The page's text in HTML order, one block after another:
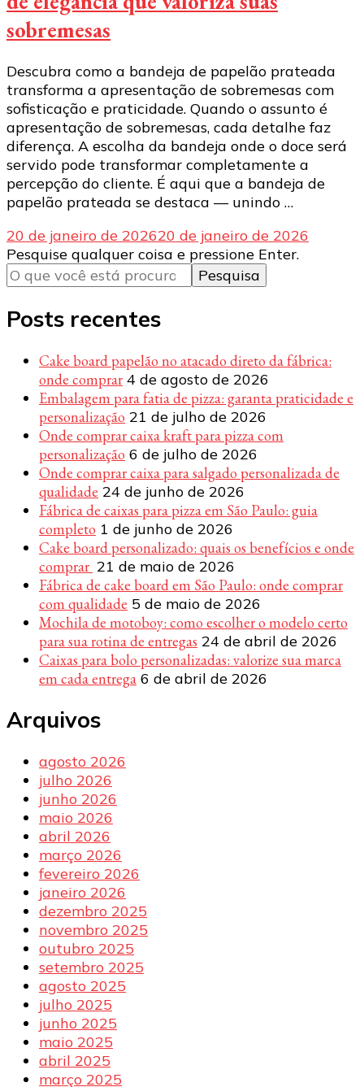
sobremesas
Descubra como a bandeja de papelão prateada
transforma a apresentação de sobremesas com
sofisticação e praticidade. Quando o assunto é
apresentação de sobremesas, cada detalhe faz
diferença. A escolha da bandeja onde o doce será
servido pode transformar completamente a
percepção do cliente. É aqui que a bandeja de
papelão prateada se destaca — unindo …
20 de janeiro de 202620 de janeiro de 2026
Procurando
algo?
Pesquise qualquer coisa e pressione Enter.
Posts recentes
Cake board papelão no atacado direto da fábrica:
onde comprar 4 de agosto de 2026
Embalagem para fatia de pizza: garanta praticidade e
personalização 21 de julho de 2026
Onde comprar caixa kraft para pizza com
personalização 6 de julho de 2026
Onde comprar caixa para salgado personalizada de
qualidade 24 de junho de 2026
Fábrica de caixas para pizza em São Paulo: guia
completo 1 de junho de 2026
Cake board personalizado: quais os benefícios e onde
comprar 21 de maio de 2026
Fábrica de cake board em São Paulo: onde comprar
com qualidade 5 de maio de 2026
Mochila de motoboy: como escolher o modelo certo
para sua rotina de entregas 24 de abril de 2026
Caixas para bolo personalizadas: valorize sua marca
em cada entrega 6 de abril de 2026
Arquivos
agosto 2026
julho 2026
junho 2026
maio 2026
abril 2026
março 2026
fevereiro 2026
janeiro 2026
dezembro 2025
novembro 2025
outubro 2025
setembro 2025
agosto 2025
julho 2025
junho 2025
maio 2025
abril 2025
março 2025